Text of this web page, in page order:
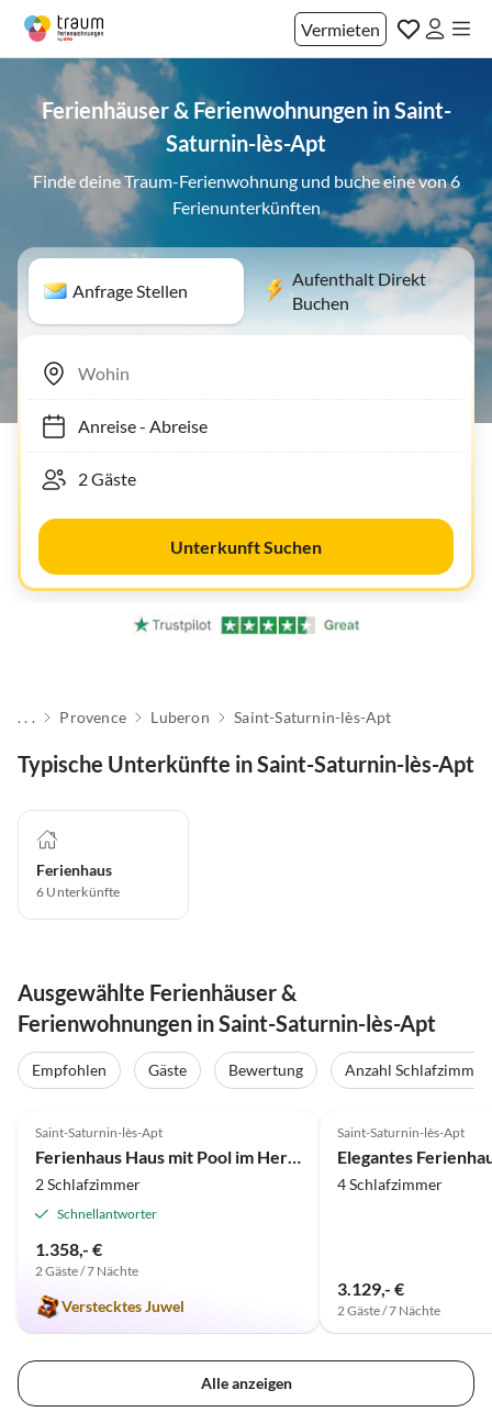
Vermieten
Ferienhäuser & Ferienwohnungen in Saint-
Saturnin-lès-Apt
Finde deine Traum-Ferienwohnung und buche eine von 6
Ferienunterkünften
Anfrage Stellen
Aufenthalt Direkt
Buchen
Anreise- Abreise
Unterkunft Suchen
. . . Provence Luberon Saint-Saturnin-lès-Apt
Typische Unterkünfte in Saint-Saturnin-lès-Apt
Ferienhaus
6 Unterkünfte
Ausgewählte Ferienhäuser &
Ferienwohnungen in Saint-Saturnin-lès-Apt
Empfohlen Gäste Bewertung
Anzahl Schlafzimmer
Saint-Saturnin-lès-Apt
2 Schlafzimmer
Schnellantworter
1.358,- €
2 Gäste / 7 Nächte
Verstecktes Juwel
Saint-Saturnin-lès-Apt
4 Schlafzimmer
3.129,- €
2 Gäste / 7 Nächte
Alle anzeigen